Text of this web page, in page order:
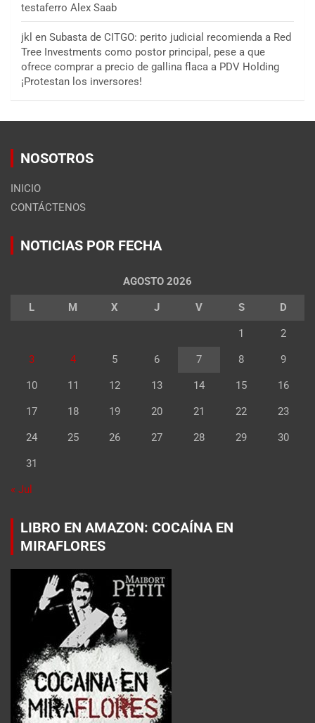
testaferro Alex Saab
jkl en Subasta de CITGO: perito judicial recomienda a Red
Tree Investments como postor principal, pese a que
ofrece comprar a precio de gallina flaca a PDV Holding
¡Protestan los inversores!
NOSOTROS
INICIO
CONTÁCTENOS
NOTICIAS POR FECHA
AGOSTO 2026
L M X J V S D
1 2
3 4 5 6 7 8 9
10 11 12 13 14 15 16
17 18 19 20 21 22 23
24 25 26 27 28 29 30
31
« Jul
LIBRO EN AMAZON: COCAÍNA EN
MIRAFLORES